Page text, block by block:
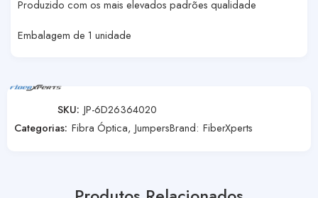
Produzido com os mais elevados padrões qualidade
Embalagem de 1 unidade
SKU: JP-6D26364020
Categorias: Fibra Óptica, JumpersBrand: FiberXperts